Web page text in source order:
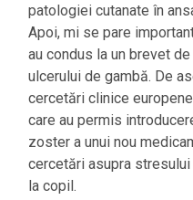
patologiei cutanate în
Apoi, mi se pare
au condus la un brevet
ulcerului de gambă. De
cercetări clinice
care au permis
zoster a unui nou
cercetări asupra
la copil.